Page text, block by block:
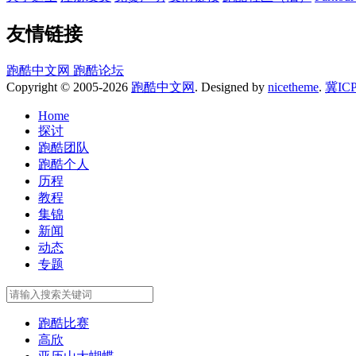
友情链接
跑酷中文网 跑酷论坛
Copyright © 2005-2026 跑酷中文网 . Designed by nicetheme. 冀
Home
探讨
跑酷团队
跑酷个人
历程
教程
集锦
新闻
动态
专题
跑酷比赛
高欣